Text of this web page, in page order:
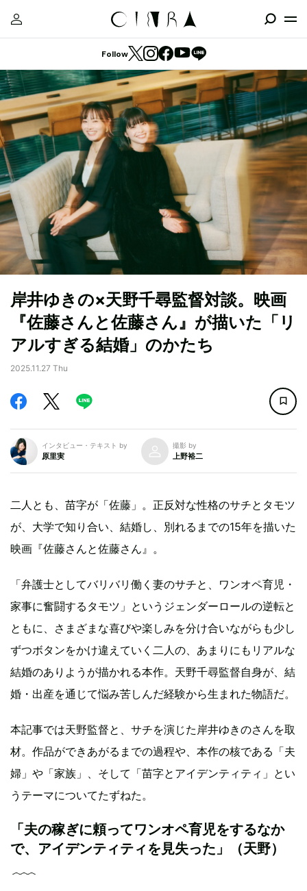
Follow
岸井ゆきの×天野千尋監督対談。映画
『佐藤さんと佐藤さん』が描いた「リ
アルすぎる結婚」のかたち
2025.11.27 Thu
インタビュー・テキスト by
原里実
撮影 by
上野裕二
二人とも、苗字が「佐藤」。正反対な性格のサチとタモツ
が、大学で知り合い、結婚し、別れるまでの15年を描いた
映画『佐藤さんと佐藤さん』。
「弁護士としてバリバリ働く妻のサチと、ワンオペ育児・
家事に奮闘するタモツ」というジェンダーロールの逆転と
ともに、さまざまな喜びや楽しみを分け合いながらも少し
ずつボタンをかけ違えていく二人の、あまりにもリアルな
結婚のありようが描かれる本作。天野千尋監督自身が、結
婚・出産を通じて悩み苦しんだ経験から生まれた物語だ。
本記事では天野監督と、サチを演じた岸井ゆきのさんを取
材。作品ができあがるまでの過程や、本作の核である「夫
婦」や「家族」、そして「苗字とアイデンティティ」とい
うテーマについてたずねた。
「夫の稼ぎに頼ってワンオペ育児をするなか
で、アイデンティティを見失った」（天野）